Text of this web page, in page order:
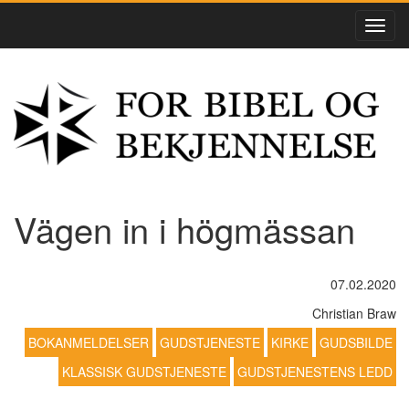
Vägen in i högmässan
07.02.2020
Christian Braw
BOKANMELDELSER GUDSTJENESTE KIRKE GUDSBILDE
KLASSISK GUDSTJENESTE GUDSTJENESTENS LEDD